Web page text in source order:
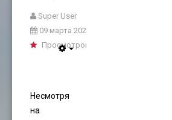
Super User
09 марта 2021
Просмотров: 2841
Несмотря
на